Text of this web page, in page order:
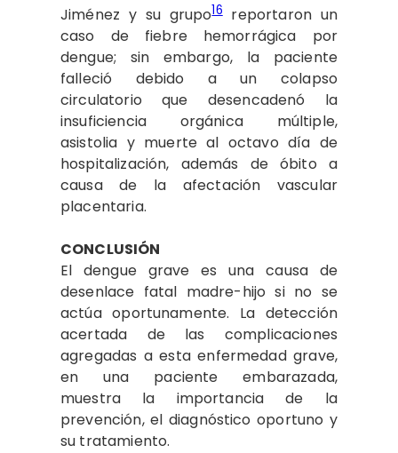
Jiménez y su grupo16reportaron un
caso de fiebre hemorrágica por
dengue; sin embargo, la paciente
falleció debido a un colapso
circulatorio que desencadenó la
insuficiencia orgánica múltiple,
asistolia y muerte al octavo día de
hospitalización, además de óbito a
causa de la afectación vascular
placentaria.
CONCLUSIÓN
El dengue grave es una causa de
desenlace fatal madre-hijo si no se
actúa oportunamente. La detección
acertada de las complicaciones
agregadas a esta enfermedad grave,
en una paciente embarazada,
muestra la importancia de la
prevención, el diagnóstico oportuno y
su tratamiento.